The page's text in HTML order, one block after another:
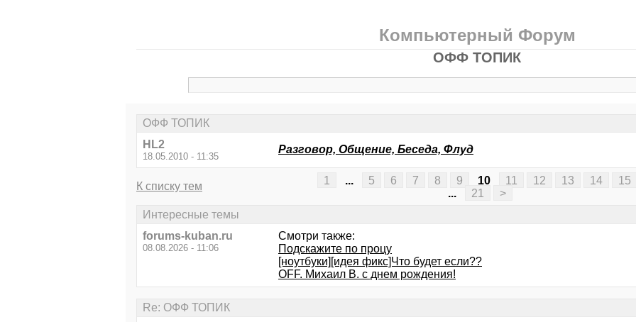
Компьютерный Форум
ОФФ ТОПИК
ОФФ ТОПИК
HL2
18.05.2010 - 11:35
Разговор, Общение, Беседа, Флуд
К списку тем
1 5 6 7 8 9 10 11 12 13 14
15
21 >
Интересные темы
forums-kuban.ru
08.08.2026 - 11:06
Смотри также:
Подскажите по процу
[ноутбуки][идея фикс]Что будет если??
OFF. Михаил В. с днем рождения!
Re: ОФФ ТОПИК